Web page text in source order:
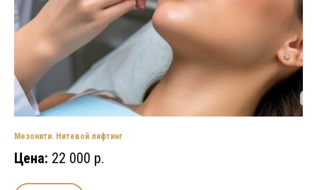
Мезонити. Нитевой лифтинг
Цена: 22 000 р.